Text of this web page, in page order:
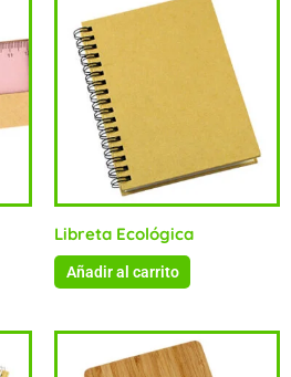
Libreta Ecológica
Añadir al carrito